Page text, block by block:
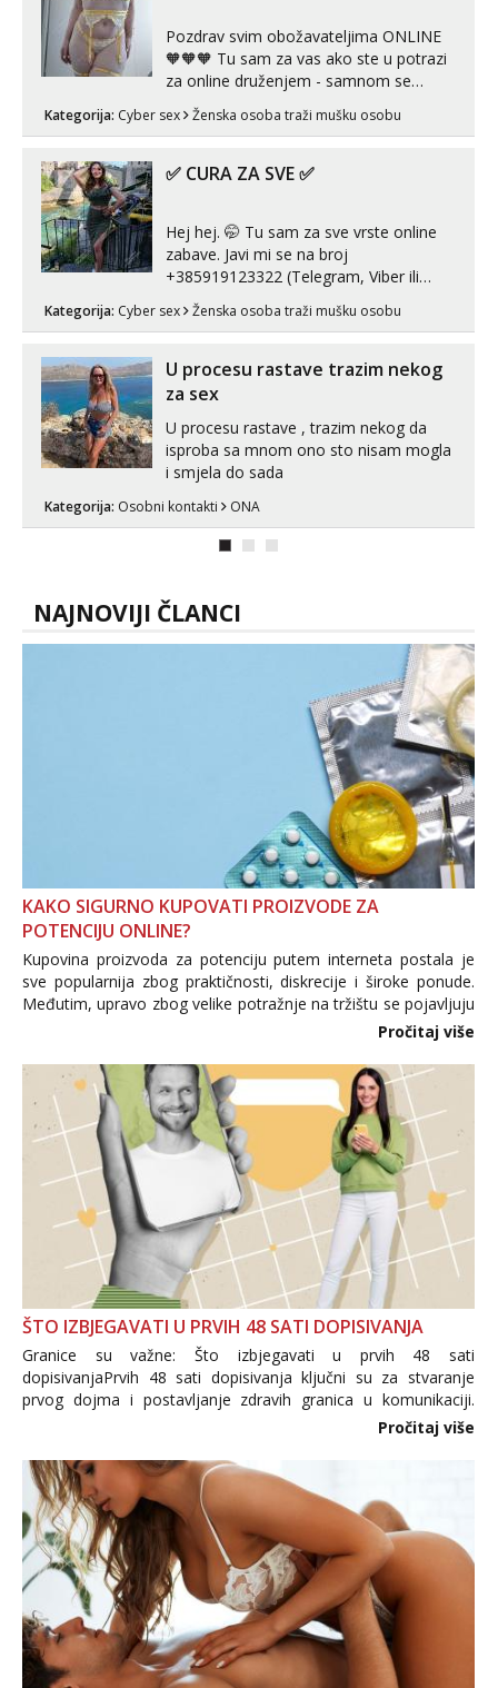
Pozdrav svim obožavateljima ONLINE
🧡🧡🧡 Tu sam za vas ako ste u potrazi
za online druženjem - samnom se
možete zabaviti preko videopoziva, ili
ako vam nisam dovoljna radim i u paru i
😉 Radim i vruća tipkanja uz slike i hot
Kategorija: Cyber sex Ženska osoba traži mušku osobu
✅ CURA ZA SVE ✅
Hej hej. 🤭 Tu sam za sve vrste online
zabave. Javi mi se na broj
+385919123322 (Telegram, Viber ili
Whatsapp). 🤙 NE javljaj se na uzivo.
Hvala.
Kategorija: Cyber sex Ženska osoba traži mušku osobu
U procesu rastave trazim nekog
za sex
U procesu rastave , trazim nekog da
isproba sa mnom ono sto nisam mogla
i smjela do sada
Kategorija: Osobni kontakti ONA
NAJNOVIJI ČLANCI
KAKO SIGURNO KUPOVATI PROIZVODE ZA
POTENCIJU ONLINE?
Kupovina proizvoda za potenciju putem interneta postala je
sve popularnija zbog praktičnosti, diskrecije i široke ponude.
Međutim, upravo zbog velike potražnje na tržištu se pojavljuju
i brojni krivotvoreni proizvodi, nepouzdane internetske
Pročitaj više
ŠTO IZBJEGAVATI U PRVIH 48 SATI DOPISIVANJA
Granice su važne: Što izbjegavati u prvih 48 sati
dopisivanjaPrvih 48 sati dopisivanja ključni su za stvaranje
prvog dojma i postavljanje zdravih granica u komunikaciji.
Važno je izbjeći prebrzo otkrivanje osobnih ili intimnih
informacija, jer nepoznata osoba još nije zaslužila to
povjerenje. Takođe...
Pročitaj više